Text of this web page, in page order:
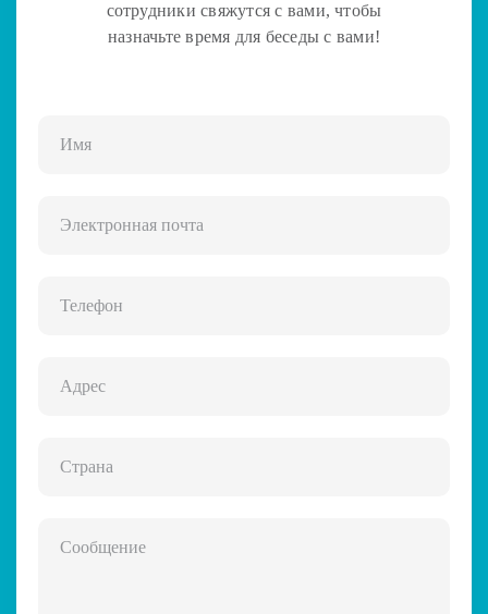
сотрудники свяжутся с вами, чтобы
назначьте время для беседы с вами!